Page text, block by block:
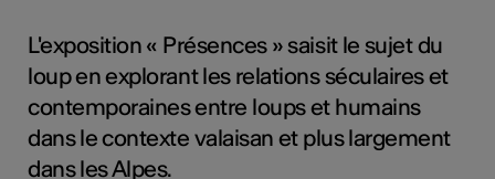
L'exposition « Présences » saisit le sujet du
loup en explorant les relations séculaires et
contemporaines entre loups et humains
dans le contexte valaisan et plus largement
dans les Alpes.